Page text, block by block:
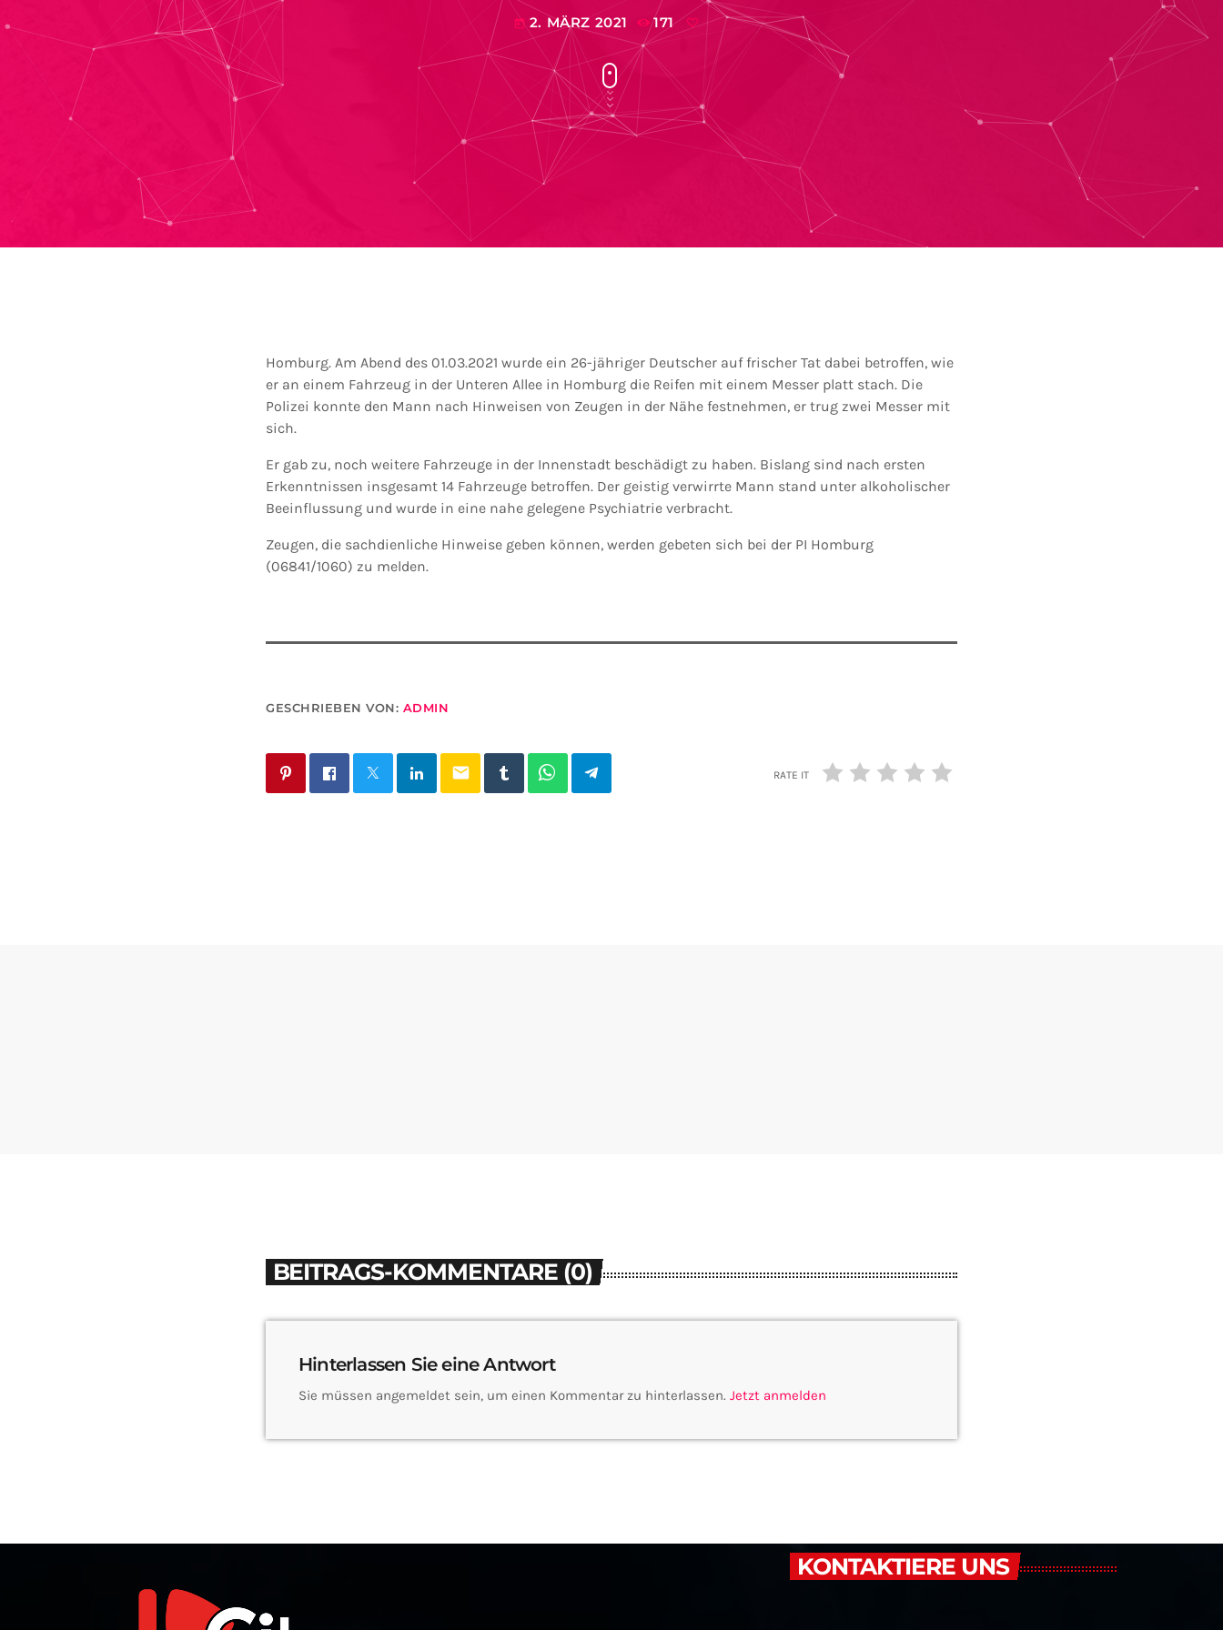
today 2. MÄRZ 2021 171
Homburg. Am Abend des 01.03.2021 wurde ein 26-jähriger Deutscher auf frischer Tat dabei betroffen, wie
er an einem Fahrzeug in der Unteren Allee in Homburg die Reifen mit einem Messer platt stach. Die
Polizei konnte den Mann nach Hinweisen von Zeugen in der Nähe festnehmen, er trug zwei Messer mit
sich.
Er gab zu, noch weitere Fahrzeuge in der Innenstadt beschädigt zu haben. Bislang sind nach ersten
Erkenntnissen insgesamt 14 Fahrzeuge betroffen. Der geistig verwirrte Mann stand unter alkoholischer
Beeinflussung und wurde in eine nahe gelegene Psychiatrie verbracht.
Zeugen, die sachdienliche Hinweise geben können, werden gebeten sich bei der PI Homburg
(06841/1060) zu melden.
GESCHRIEBEN VON: ADMIN
email RATE IT
BEITRAGS-KOMMENTARE (0)
Hinterlassen Sie eine Antwort
Sie müssen angemeldet sein, um einen Kommentar zu hinterlassen. Jetzt anmelden
KONTAKTIERE UNS